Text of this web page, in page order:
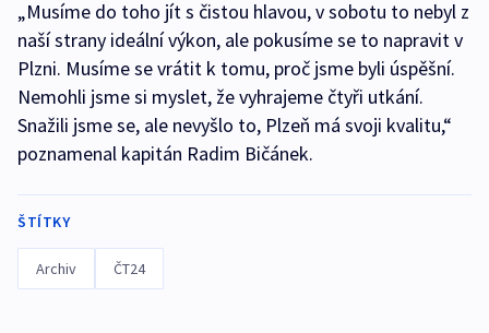
„Musíme do toho jít s čistou hlavou, v sobotu to nebyl z
naší strany ideální výkon, ale pokusíme se to napravit v
Plzni. Musíme se vrátit k tomu, proč jsme byli úspěšní.
Nemohli jsme si myslet, že vyhrajeme čtyři utkání.
Snažili jsme se, ale nevyšlo to, Plzeň má svoji kvalitu,“
poznamenal kapitán Radim Bičánek.
ŠTÍTKY
Archiv ČT24